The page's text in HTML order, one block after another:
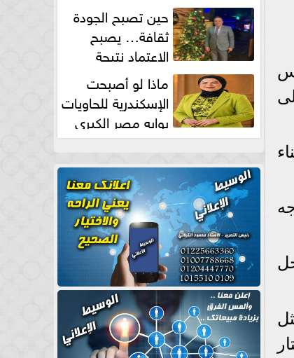
الموج ليصل إلى 5 أمتار
حين تصبح الجودة
ثقافة… يصبح
الاعتماد نتيجة
طبيعية
ماذا لو أصبحت
الإسكندرية للحاويات
بوابه مصر الكبري
للتجارة العالمية بقلم د...